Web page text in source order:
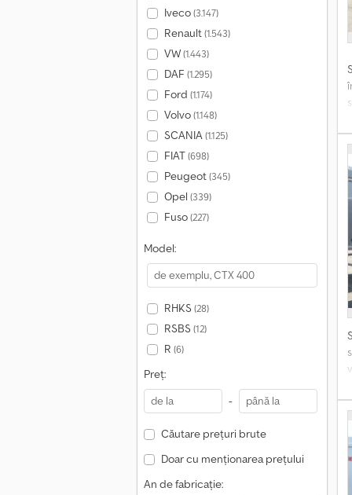
Iveco(3.147)
Renault(1.543)
VW(1.443)
DAF (1.295)
Ford (1.174)
Volvo(1.148)
SCANIA(1.125)
FIAT(698)
Peugeot(345)
Opel (339)
Fuso(227)
Model:
RHKS (28)
RSBS (12)
R (6)
Preț:
-
Căutare prețuri brute
Doar cu menționarea prețului
An de fabricație: